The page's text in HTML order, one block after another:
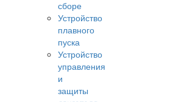
сборе
Устройство
плавного
пуска
Устройство
управления
и
защиты